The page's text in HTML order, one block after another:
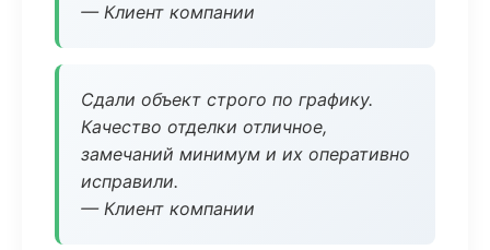
— Клиент компании
Сдали объект строго по графику.
Качество отделки отличное,
замечаний минимум и их оперативно
исправили.
— Клиент компании